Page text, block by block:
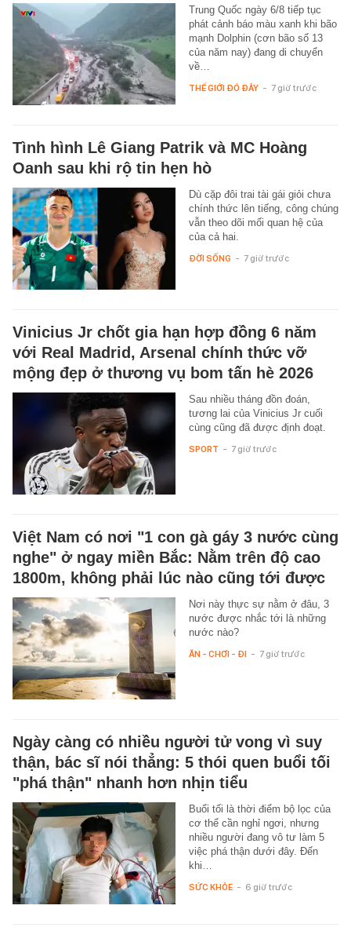
Trung Quốc ngày 6/8 tiếp tục
phát cảnh báo màu xanh khi bão
mạnh Dolphin (cơn bão số 13
của năm nay) đang di chuyển
về…
THẾ GIỚI ĐÓ ĐÂY - 7 giờ trước
Tình hình Lê Giang Patrik và MC Hoàng
Oanh sau khi rộ tin hẹn hò
Dù cặp đôi trai tài gái giỏi chưa
chính thức lên tiếng, công chúng
vẫn theo dõi mối quan hệ của
của cả hai.
ĐỜI SỐNG - 7 giờ trước
Vinicius Jr chốt gia hạn hợp đồng 6 năm
với Real Madrid, Arsenal chính thức vỡ
mộng đẹp ở thương vụ bom tấn hè 2026
Sau nhiều tháng đồn đoán,
tương lai của Vinicius Jr cuối
cùng cũng đã được định đoạt.
SPORT - 7 giờ trước
Việt Nam có nơi "1 con gà gáy 3 nước cùng
nghe" ở ngay miền Bắc: Nằm trên độ cao
1800m, không phải lúc nào cũng tới được
Nơi này thực sự nằm ở đâu, 3
nước được nhắc tới là những
nước nào?
ĂN - CHƠI - ĐI - 7 giờ trước
Ngày càng có nhiều người tử vong vì suy
thận, bác sĩ nói thẳng: 5 thói quen buổi tối
"phá thận" nhanh hơn nhịn tiểu
Buổi tối là thời điểm bộ lọc của
cơ thể cần nghỉ ngơi, nhưng
nhiều người đang vô tư làm 5
việc phá thận dưới đây. Đến
khi…
SỨC KHỎE - 6 giờ trước